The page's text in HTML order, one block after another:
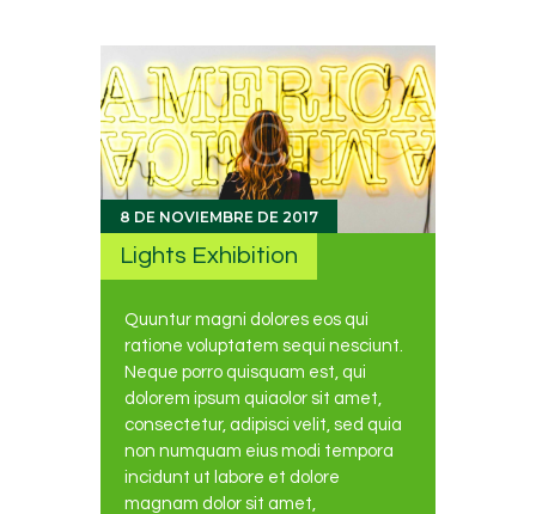
8 DE NOVIEMBRE DE 2017
Lights Exhibition
Quuntur magni dolores eos qui
ratione voluptatem sequi nesciunt.
Neque porro quisquam est, qui
dolorem ipsum quiaolor sit amet,
consectetur, adipisci velit, sed quia
non numquam eius modi tempora
incidunt ut labore et dolore
magnam dolor sit amet,